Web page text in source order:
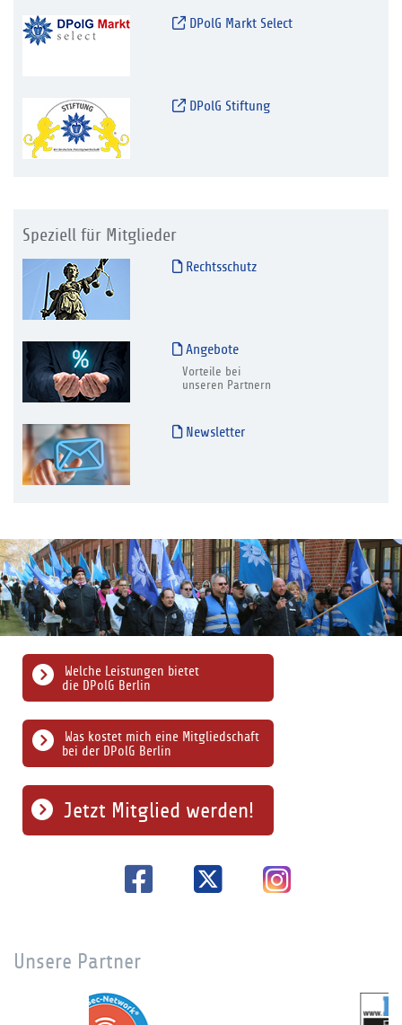
DPolG Markt Select
DPolG Stiftung
Speziell für Mitglieder
Rechtsschutz
Angebote
Vorteile bei
unseren Partnern
Newsletter
Was kostet mich eine Mitgliedschaft
bei der DPolG Berlin
Welche Leistungen bietet
die DPolG Berlin
Jetzt Mitglied werden!
Unsere Partner